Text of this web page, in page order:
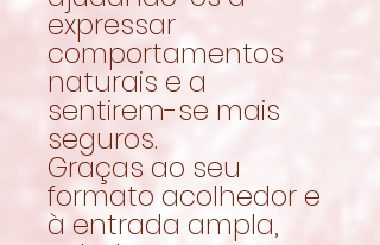
expressar
comportamentos
naturais e a
sentirem-se mais
seguros.
Graças ao seu
formato acolhedor e
à entrada ampla,